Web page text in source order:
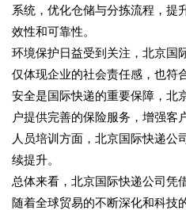
系统，优化仓储与分拣流程，提
效性和可靠性。
环境保护日益受到关注，北京国
仅体现企业的社会责任感，也符
安全是国际快递的重要保障，北
户提供完善的保险服务，增强客
人员培训方面，北京国际快递公
续提升。
总体来看，北京国际快递公司凭
随着全球贸易的不断深化和科技